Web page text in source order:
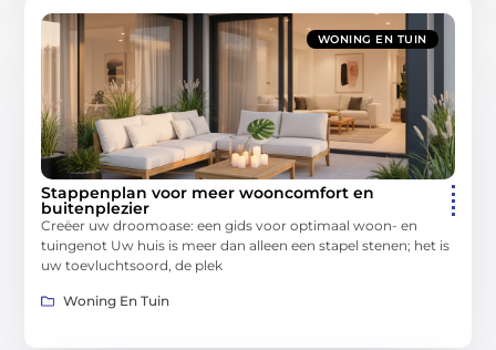
WONING EN TUIN
Stappenplan voor meer wooncomfort en
buitenplezier
Creëer uw droomoase: een gids voor optimaal woon- en
tuingenot Uw huis is meer dan alleen een stapel stenen; het is
uw toevluchtsoord, de plek
Woning En Tuin